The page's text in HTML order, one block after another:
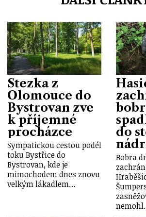
Stezka z
Olomouce do
Bystrovan zve
k příjemné
procházce
Sympatickou cestou podél
toku Bystřice do
Bystrovan, kde je
mimochodem dnes znovu
velkým lákadlem…
do
Bobra